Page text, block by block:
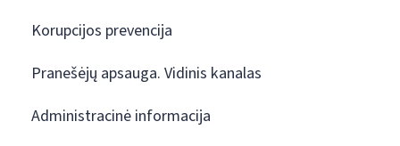
Korupcijos prevencija
Pranešėjų apsauga. Vidinis kanalas
Administracinė informacija